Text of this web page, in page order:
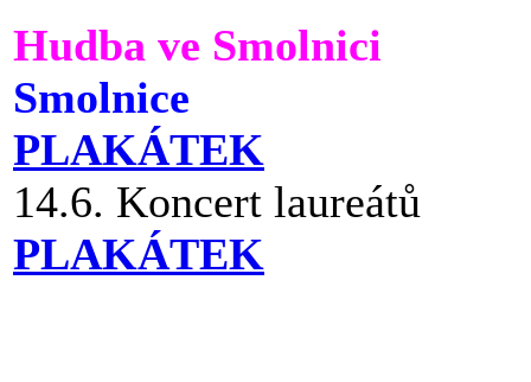
Hudba ve Smolnici
Smolnice
PLAKÁTEK
14.6. Koncert laureátů
PLAKÁTEK